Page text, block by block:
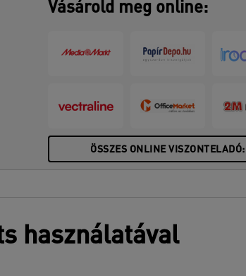
Vásárold meg online:
ÖSSZES ONLINE VISZONTELADÓ:
használatával